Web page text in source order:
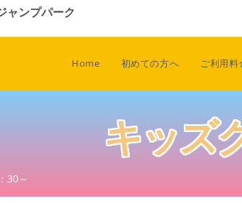
ャンプパーク
Home 初めての方へ ご利用料
キッズ
30～